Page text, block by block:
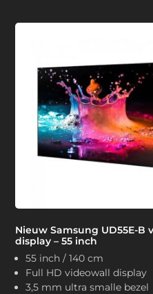
Nieuw Samsung UD55E-B
display – 55 inch
55 inch / 140 cm
Full HD videowall display
3,5 mm ultra smalle bezel